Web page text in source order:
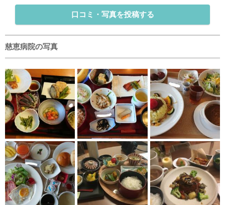
口コミ・写真を投稿する
慈恵病院の写真